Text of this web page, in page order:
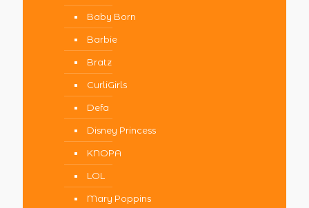
Baby Born
Barbie
Bratz
CurliGirls
Defa
Disney Princess
KNOPA
LOL
Mary Poppins